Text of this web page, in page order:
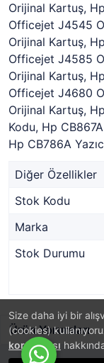
Size daha iyi bir
(cookies)
korunması
Orijinal Kartuş,
Officejet J4545
Orijinal Kartuş,
Officejet J4585
Orijinal Kartuş,
Officejet J4680
Orijinal Kartuş, Hp
Kodu, Hp
Hp CB786A
Diğer Özellikler
Stok Kodu
Marka
Stok Durumu
Ürün Yorumları